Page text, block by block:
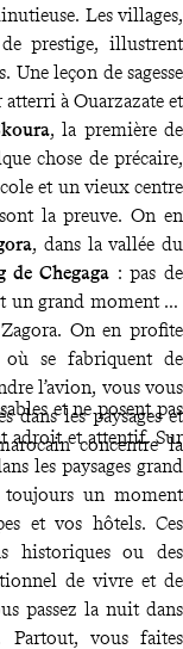
Les villages,
prestige, illustrent
Une leçon de sagesse
à Ouarzazate et
, la première de
chose de précaire,
et un vieux centre
sont la preuve. On en
, dans la vallée du
de Chegaga : pas de
un grand moment de
On en profite
se fabriquent de
l’avion, vous vous
dans les paysages et
concentre la
et ne posent pas
adroit et attentif. Sur
les paysages grand
toujours un moment
et vos hôtels. Ces
historiques ou des
de vivre et de
passez la nuit dans
vous faites